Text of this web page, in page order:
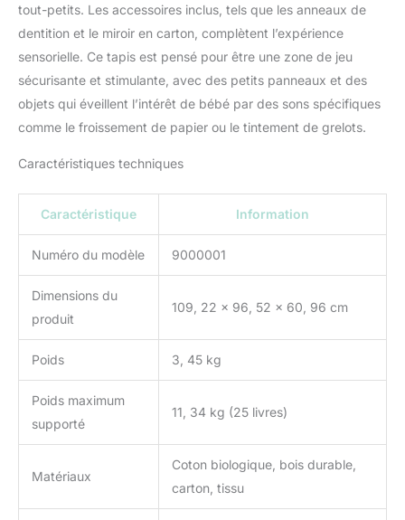
fait ses dents, qu’il
commence à bouger ses
bras et ses jambes, qu’il
roule, etc. ACCESSOIRES
BIO ET DURABLES :
inclut sept accessoires
(cartes noires et
dentition, miroirs et
cartes d’apprentissage
Montessori) fabriqués
avec des matériaux non
bébés, dont du coton bio
cadre est fabriqué en
bois certifié FSC.
ET MINIMALISTE : The
s’intégrer à votre
quotidien grâce à son
design intemporel qui se
tout-petits. Les accessoires inclus, tels que les anneaux de
dentition et le miroir en carton, complètent l’expérience
sensorielle. Ce tapis est pensé pour être une zone de jeu
sécurisante et stimulante, avec des petits panneaux et des
objets qui éveillent l’intérêt de bébé par des sons spécifiques
comme le froissement de papier ou le tintement de grelots.
Caractéristiques techniques
Caractéristique Information
Numéro du modèle 9000001
Dimensions du
produit
109, 22 x 96, 52 x 60, 96 cm
Poids 3, 45 kg
Poids maximum
supporté
11, 34 kg (25 livres)
Matériaux
Coton biologique, bois durable,
carton, tissu